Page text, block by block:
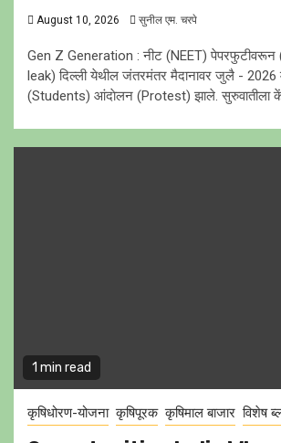
August 10, 2026 सुनील एम. चरपे
Gen Z Generation : नीट (NEET)
leak) दिल्ली येथील जंतरमंतर मैदानावर जुलै - 2026
(Students) आंदाेलन (Protest) झाले. सुरुवातीला
1 min read
कृषिधोरण-योजना कृषिपूरक कृषिमाल बाजार विशेष